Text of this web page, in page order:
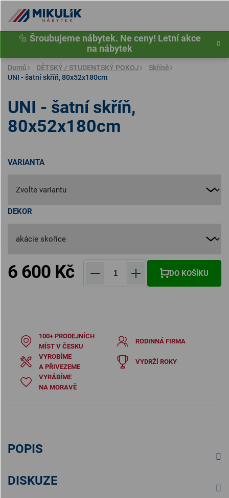
obsah
🔩 Šroubujeme nábytek. Ne ceny! Letní akce
na nábytek
Domů DĚTSKÝ / STUDENTSKÝ POKOJ
Skříně
UNI - šatní skříň, 80x52x180cm
VARIANTA
DEKOR
6 600 Kč DO KOŠÍKU
UNI - šatní skříň,
80x52x180cm
100+ PRODEJNÍCH
MÍST V ČESKU
RODINNÁ FIRMA
VYROBÍME
A PŘIVEZEME
VYDRŽÍ ROKY
VYRÁBÍME
NA MORAVĚ
POPIS
DISKUZE